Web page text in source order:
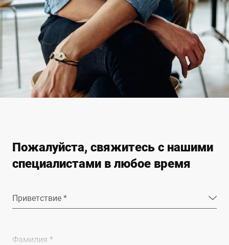
Пожалуйста, свяжитесь с нашими
специалистами в любое время
Приветствие *
Фамилия *